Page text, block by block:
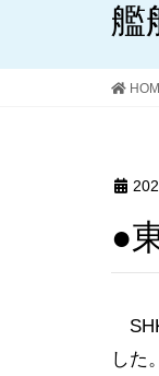
艦
●
した